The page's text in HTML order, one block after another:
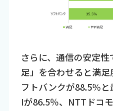
さらに、通信の安定
足」を合わせると満
フトバンクが88.5％
Iが86.5％、NTTドコ